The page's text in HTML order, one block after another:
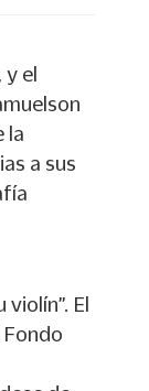
el
la
a sus
El